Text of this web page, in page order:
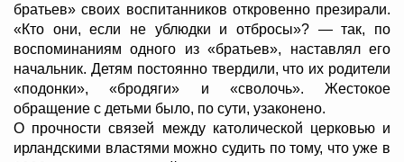
братьев» своих воспитанников откровенно презирали.
«Кто они, если не ублюдки и отбросы»? — так, по
воспоминаниям одного из «братьев», наставлял его
начальник. Детям постоянно твердили, что их родители
«подонки», «бродяги» и «сволочь». Жестокое
обращение с детьми было, по сути, узаконено.
О прочности связей между католической церковью и
ирландскими властями можно судить по тому, что уже в